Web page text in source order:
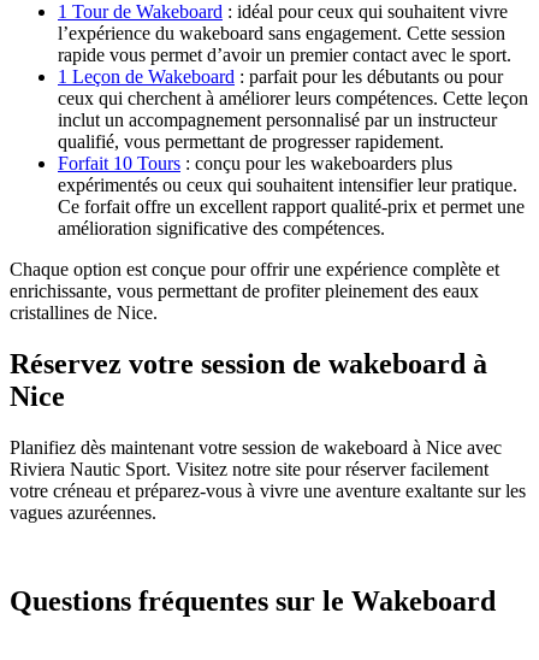
1 Tour de Wakeboard : idéal pour ceux qui souhaitent vivre
l’expérience du wakeboard sans engagement. Cette session
rapide vous permet d’avoir un premier contact avec le sport.
1 Leçon de Wakeboard : parfait pour les débutants ou pour
ceux qui cherchent à améliorer leurs compétences. Cette leçon
inclut un accompagnement personnalisé par un instructeur
qualifié, vous permettant de progresser rapidement.
Forfait 10 Tours : conçu pour les wakeboarders plus
expérimentés ou ceux qui souhaitent intensifier leur pratique.
Ce forfait offre un excellent rapport qualité-prix et permet une
amélioration significative des compétences.
Chaque option est conçue pour offrir une expérience complète et
enrichissante, vous permettant de profiter pleinement des eaux
cristallines de Nice.
Réservez votre session de wakeboard à
Nice
Planifiez dès maintenant votre session de wakeboard à Nice avec
Riviera Nautic Sport. Visitez notre site pour réserver facilement
votre créneau et préparez-vous à vivre une aventure exaltante sur les
vagues azuréennes.
Questions fréquentes sur le Wakeboard